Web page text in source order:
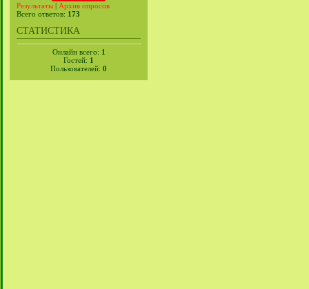
Результаты | Архив опросов
Всего ответов: 173
СТАТИСТИКА
Онлайн всего: 1
Гостей: 1
Пользователей: 0